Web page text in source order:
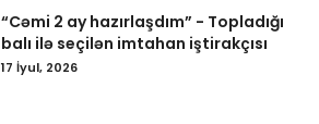
“Cəmi 2 ay hazırlaşdım” - Topladığı
balı ilə seçilən imtahan iştirakçısı
17 İyul, 2026